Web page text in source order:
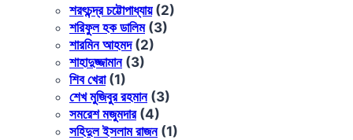
শরৎচন্দ্র চট্টোপাধ্যায়(2)
শরিফুল হক ডালিম(3)
শারমিন আহমদ(2)
শাহাদুজ্জামান(3)
শিব খেরা(1)
শেখ মুজিবুর রহমান(3)
সমরেশ মজুমদার(4)
সহিদুল ইসলাম রাজন(1)